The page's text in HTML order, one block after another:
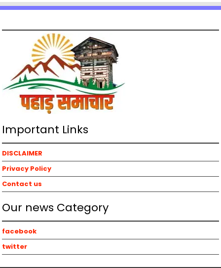
Important Links
DISCLAIMER
Privacy Policy
Contact us
Our news Category
facebook
twitter